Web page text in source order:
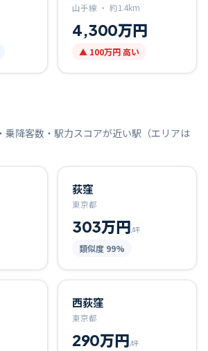
山手線 ・ 約1.4km
4,300万円
▲ 100万円高い
乗降客数・駅力スコアが近い駅（エリアは
荻窪
東京都
303万円/坪
類似度 99%
西荻窪
東京都
290万円/坪